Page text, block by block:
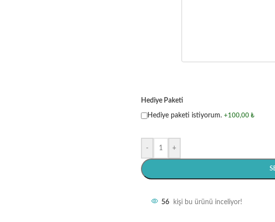
Hediye Paketi
Hediye paketi istiyorum. +100,00 ₺
- +
56 kişi bu ürünü inceliyor!